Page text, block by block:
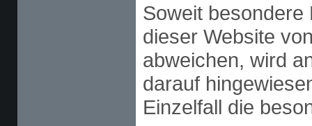
Soweit besondere
dieser Website
abweichen, wird
darauf
Einzelfall die